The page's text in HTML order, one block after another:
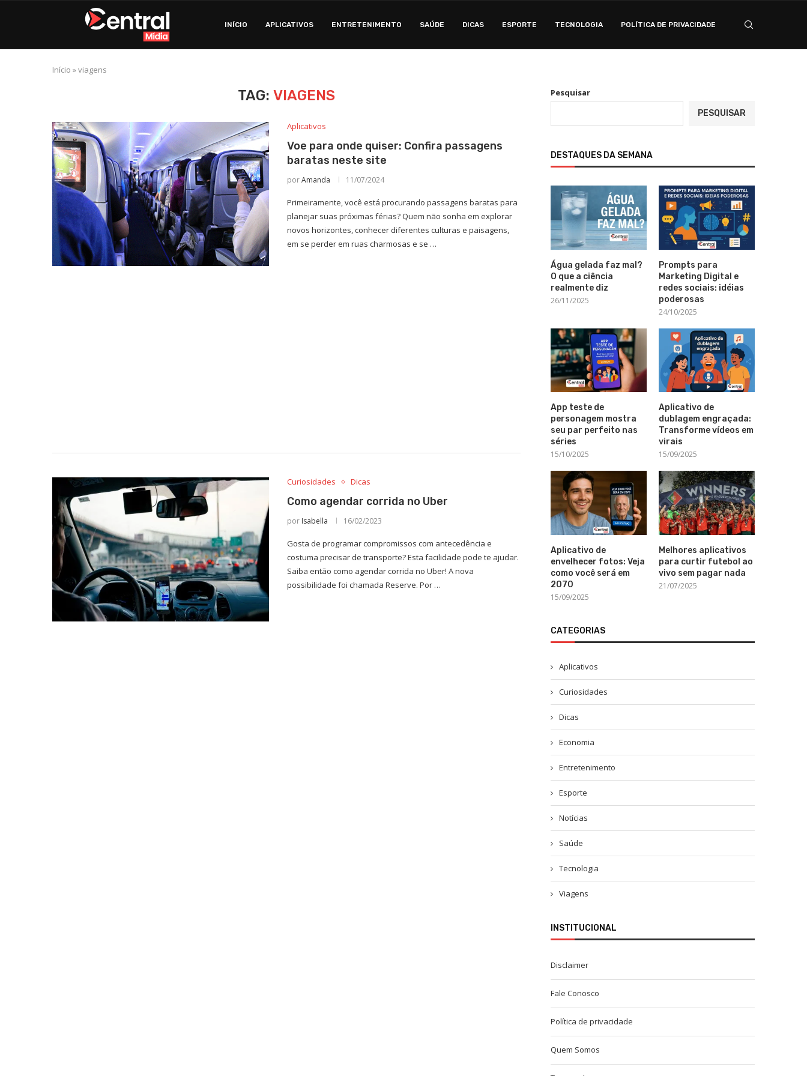
INÍCIO APLICATIVOS ENTRETENIMENTO SAÚDE DICAS ESPORTE TECNOLOGIA POLÍTICA DE PRIVACIDADE
Início »viagens
TAG: VIAGENS
Aplicativos
Voe para onde quiser: Confira passagens
baratas neste site
porAmanda 11/07/2024
Primeiramente, você está procurando passagens baratas para
planejar suas próximas férias? Quem não sonha em explorar
novos horizontes, conhecer diferentes culturas e paisagens,
em se perder em ruas charmosas e se …
Curiosidades Dicas
Como agendar corrida no Uber
por Isabella 16/02/2023
Gosta de programar compromissos com antecedência e
costuma precisar de transporte? Esta facilidade pode te ajudar.
Saiba então como agendar corrida no Uber! A nova
possibilidade foi chamada Reserve. Por …
Pesquisar
PESQUISAR
DESTAQUES DA SEMANA
Água gelada faz mal?
O que a ciência
realmente diz
26/11/2025
Prompts para
Marketing Digital e
redes sociais: idéias
poderosas
24/10/2025
App teste de
personagem mostra
seu par perfeito nas
séries
15/10/2025
Aplicativo de
dublagem engraçada:
Transforme vídeos em
virais
15/09/2025
Aplicativo de
envelhecer fotos: Veja
como você será em
2070
15/09/2025
Melhores aplicativos
para curtir futebol ao
vivo sem pagar nada
21/07/2025
CATEGORIAS
Aplicativos
Curiosidades
Dicas
Economia
Entretenimento
Esporte
Notícias
Saúde
Tecnologia
Viagens
INSTITUCIONAL
Disclaimer
Fale Conosco
Política de privacidade
Quem Somos